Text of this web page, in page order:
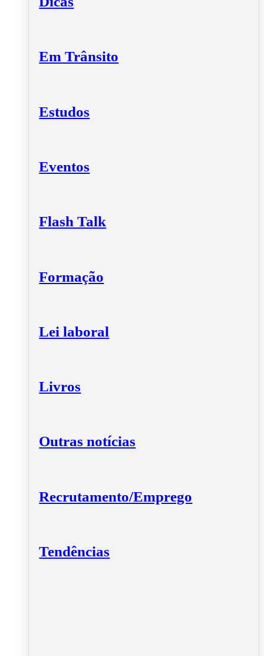
Em Trânsito
Estudos
Eventos
Flash Talk
Formação
Lei laboral
Livros
Outras notícias
Recrutamento/Emprego
Tendências